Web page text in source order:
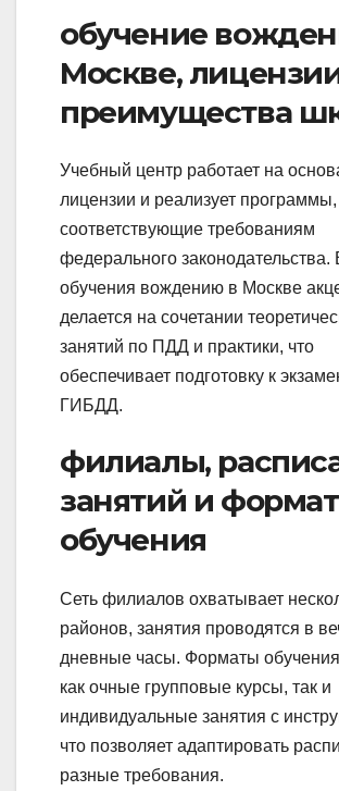
обучение
Москве,
преимущества
Учебный центр работает на
лицензии и реализует программы,
соответствующие требованиям
федерального законодательства.
обучения вождению в Москве
делается на сочетании
занятий по ПДД и практики, что
обеспечивает подготовку к
ГИБДД.
филиалы,
занятий и формат
обучения
Сеть филиалов охватывает
районов, занятия проводятся в
дневные часы. Форматы
как очные групповые курсы, так и
индивидуальные занятия с
что позволяет адаптировать
разные требования.